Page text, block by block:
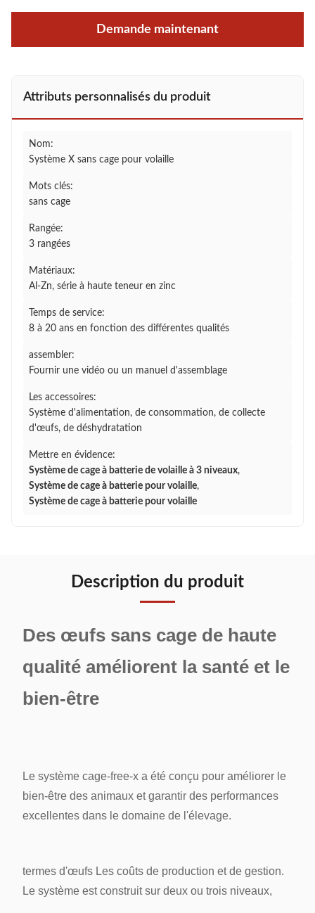
Demande maintenant
Attributs personnalisés du produit
Nom:
Système X sans cage pour volaille
Mots clés:
sans cage
Rangée:
3 rangées
Matériaux:
Al-Zn, série à haute teneur en zinc
Temps de service:
8 à 20 ans en fonction des différentes qualités
assembler:
Fournir une vidéo ou un manuel d'assemblage
Les accessoires:
Système d'alimentation, de consommation, de collecte
d'œufs, de déshydratation
Mettre en évidence:
Système de cage à batterie de volaille à 3 niveaux,
Système de cage à batterie pour volaille,
Système de cage à batterie pour volaille
Description du produit
Des œufs sans cage de haute
qualité améliorent la santé et le
bien-être
Le système cage-free-x a été conçu pour améliorer le
bien-être des animaux et garantir des performances
excellentes dans le domaine de l'élevage.
termes d'œufs Les coûts de production et de gestion.
Le système est construit sur deux ou trois niveaux,